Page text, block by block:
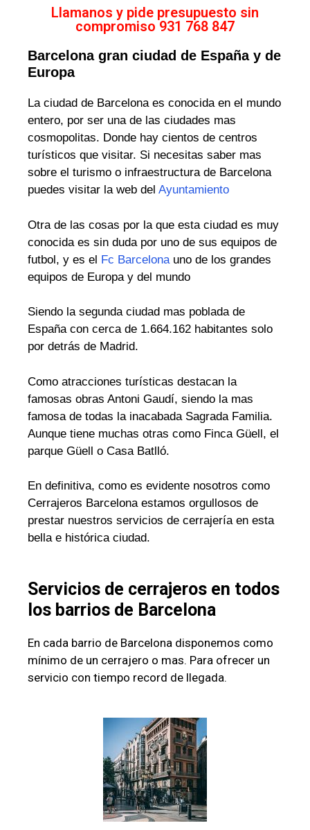
Llamanos y pide presupuesto sin
compromiso 931 768 847
Barcelona gran ciudad de España y de
Europa
La ciudad de Barcelona es conocida en el mundo
entero, por ser una de las ciudades mas
cosmopolitas. Donde hay cientos de centros
turísticos que visitar. Si necesitas saber mas
sobre el turismo o infraestructura de Barcelona
puedes visitar la web del Ayuntamiento
Otra de las cosas por la que esta ciudad es muy
conocida es sin duda por uno de sus equipos de
futbol, y es el Fc Barcelonauno de los grandes
equipos de Europa y del mundo
Siendo la segunda ciudad mas poblada de
España con cerca de 1.664.162 habitantes solo
por detrás de Madrid.
Como atracciones turísticas destacan la
famosas obras Antoni Gaudí, siendo la mas
famosa de todas la inacabada Sagrada Familia.
Aunque tiene muchas otras como Finca Güell, el
parque Güell o Casa Batlló.
En definitiva, como es evidente nosotros como
Cerrajeros Barcelona estamos orgullosos de
prestar nuestros servicios de cerrajería en esta
bella e histórica ciudad.
Servicios de cerrajeros en todos
los barrios de Barcelona
En cada barrio de Barcelona disponemos como
mínimo de un cerrajero o mas. Para ofrecer un
servicio con tiempo record de llegada.